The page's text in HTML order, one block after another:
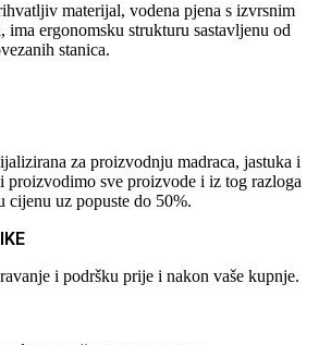
materijal, vodena pjena s izvrsnim
ima ergonomsku strukturu sastavljenu od
stanica.
za proizvodnju madraca, jastuka i
proizvodimo sve proizvode i iz tog razloga
cijenu uz popuste do 50%.
i podršku prije i nakon vaše kupnje.